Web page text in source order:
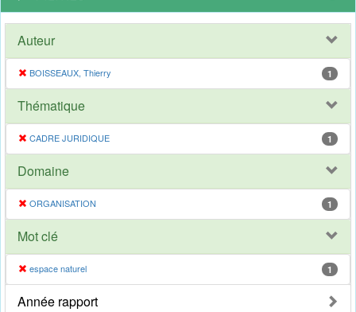
Auteur
BOISSEAUX, Thierry 1
Thématique
CADRE JURIDIQUE 1
Domaine
ORGANISATION 1
Mot clé
espace naturel 1
Année rapport